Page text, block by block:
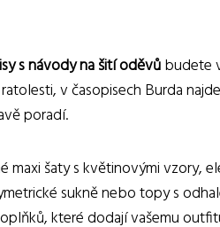
s návody na šití oděvůbudete
v časopisech Burda
poradí.
maxi šaty s květinovými vzory,
sukně nebo topy s
které dodají vašemu